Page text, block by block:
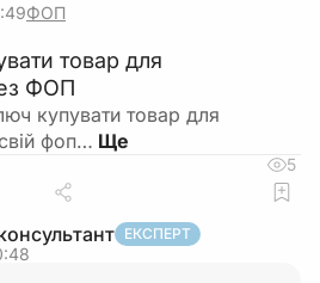
ФОП
товар для
ФОП
купувати товар для
фоп…
5
ЕКСПЕРТ